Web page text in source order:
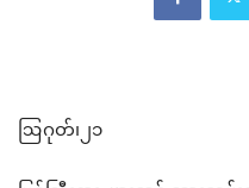
ဩဂုတ်၊၂၁